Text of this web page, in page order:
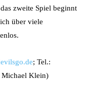
zweite Spiel beginnt
über viele
; Tel.:
Michael Klein)